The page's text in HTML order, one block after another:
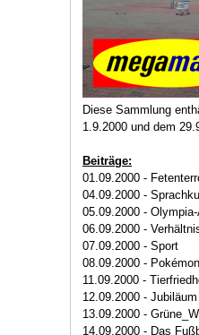
Diese Sammlung
1.9.2000 und dem
Beiträge:
01.09.2000 -
04.09.2000 -
05.09.2000 -
06.09.2000 -
07.09.2000 - Sport
08.09.2000 - Pokémon
11.09.2000 -
12.09.2000 - Jubiläum
13.09.2000 -
14.09.2000 - Das